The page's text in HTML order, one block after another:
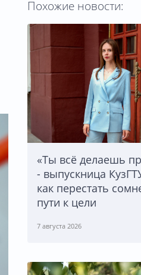
Похожие новости:
«Ты всё делаешь
- выпускница
как перестать
пути к цели
7 августа 2026